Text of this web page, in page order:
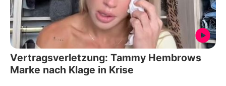
Vertragsverletzung: Tammy Hembrows
Marke nach Klage in Krise